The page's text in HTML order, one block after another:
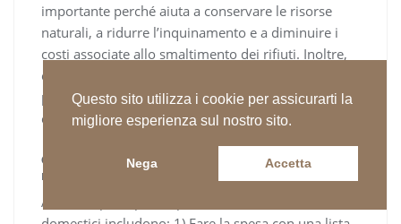
importante perché aiuta a conservare le risorse
naturali, a ridurre l’inquinamento e a diminuire i
costi associate allo smaltimento dei rifiuti. Inoltre,
contribuisce alla sostenibilità ambientale e
promuove uno stile di vita più responsabile e
consapevole.
Q: Quali sono alcuni semplici passi per iniziare a
ridurre i rifiuti domestici?
A: Alcuni passi pratici per iniziare a ridurre i rifiuti
Questo sito utilizza i cookie per assicurarti la
migliore esperienza sul nostro sito.
Nega Accetta